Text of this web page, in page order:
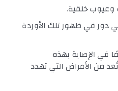
وعيوب خلقية.
دور في ظهور تلك الأوردة
في الإصابة بهذه
من الأمراض التي تهدد